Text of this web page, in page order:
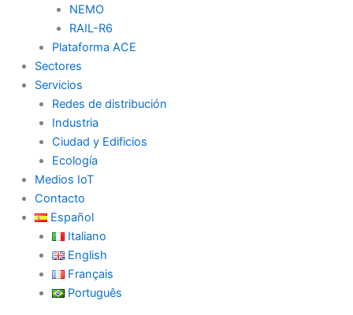
NEMO
RAIL-R6
Plataforma ACE
Sectores
Servicios
Redes de distribución
Industria
Ciudad y Edificios
Ecología
Medios IoT
Contacto
Español
Italiano
English
Français
Português